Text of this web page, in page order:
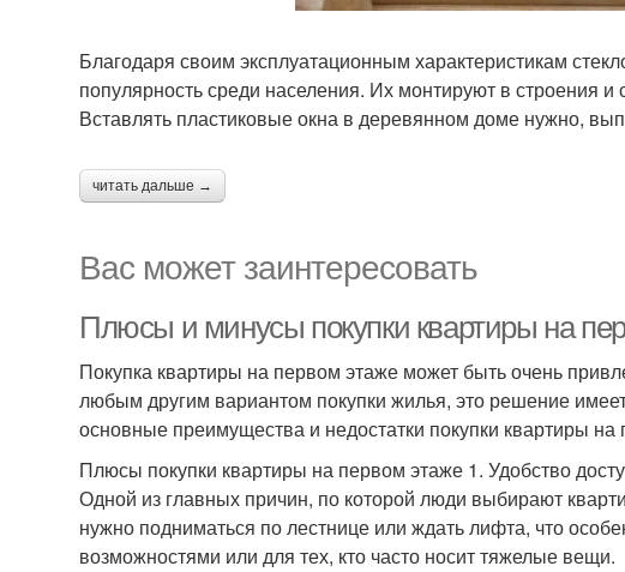
Благодаря своим эксплуатационным характеристикам
популярность среди населения. Их монтируют в строения
Вставлять пластиковые окна в деревянном доме нужно,
читать дальше →
Вас может заинтересовать
Плюсы и минусы покупки квартиры на
Покупка квартиры на первом этаже может быть очень
любым другим вариантом покупки жилья, это решение
основные преимущества и недостатки покупки квартиры на
Плюсы покупки квартиры на первом этаже 1. Удобство
Одной из главных причин, по которой люди выбирают
нужно подниматься по лестнице или ждать лифта, что
возможностями или для тех, кто часто носит тяжелые вещи.